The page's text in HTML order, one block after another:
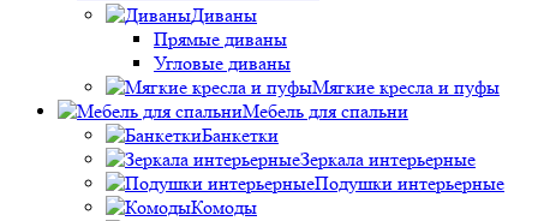
Диваны
Прямые диваны
Угловые диваны
Мягкие кресла и пуфы
Мебель для спальни
Банкетки
Зеркала интерьерные
Подушки интерьерные
Комоды